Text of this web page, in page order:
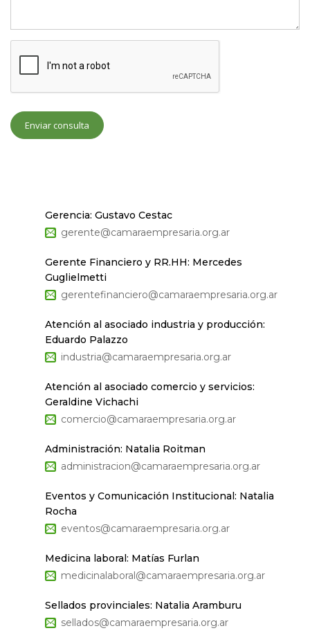
Enviar consulta
Gerencia: Gustavo Cestac
gerente@camaraempresaria.org.ar
Gerente Financiero y RR.HH: Mercedes
Guglielmetti
gerentefinanciero@camaraempresaria.org.ar
Atención al asociado industria y producción:
Eduardo Palazzo
industria@camaraempresaria.org.ar
Atención al asociado comercio y servicios:
Geraldine Vichachi
comercio@camaraempresaria.org.ar
Administración: Natalia Roitman
administracion@camaraempresaria.org.ar
Eventos y Comunicación Institucional: Natalia
Rocha
eventos@camaraempresaria.org.ar
Medicina laboral: Matías Furlan
medicinalaboral@camaraempresaria.org.ar
Sellados provinciales: Natalia Aramburu
sellados@camaraempresaria.org.ar